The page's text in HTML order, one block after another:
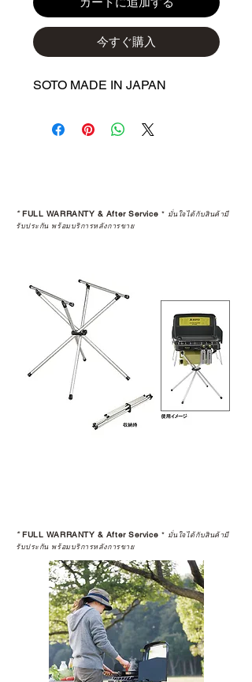
今すぐ購入
SOTO MADE IN JAPAN
*FULL WARRANTY & After Service * มั่นใจได้กับสินค้ามี
รับประกัน พร้อมบริการหลังการขาย
*FULL WARRANTY & After Service * มั่นใจได้กับสินค้ามี
รับประกัน พร้อมบริการหลังการขาย